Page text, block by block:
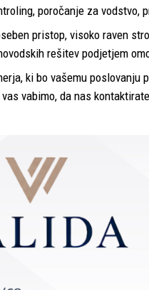
poročanje za
pristop, visoko raven
rešitev podjetjem
ki bo vašemu
vabimo, da nas